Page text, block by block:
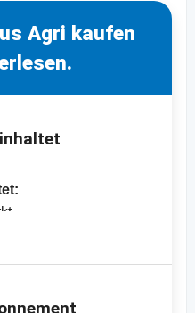
Agri kaufen
Markt